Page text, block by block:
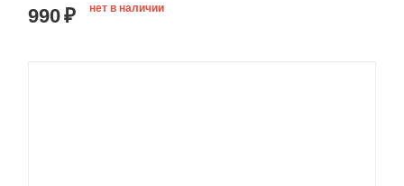
990₽ нет в наличии